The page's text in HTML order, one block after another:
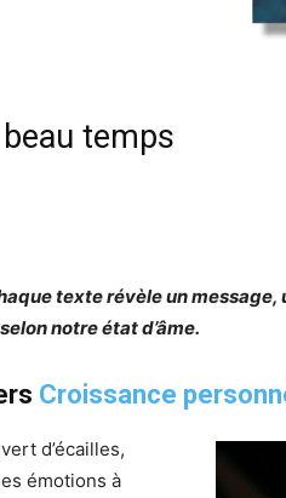
temps
texte révèle un
notre état d’âme.
Croissance
d’écailles,
émotions à